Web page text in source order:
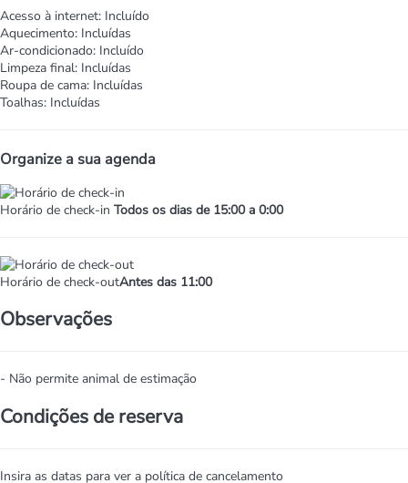
Acesso à internet: Incluído
Aquecimento: Incluídas
Ar-condicionado: Incluído
Limpeza final: Incluídas
Roupa de cama: Incluídas
Toalhas: Incluídas
Organize a sua agenda
Horário de check-in Todos os dias de 15:00 a 0:00
Horário de check-outAntes das 11:00
Observações
- Não permite animal de estimação
Condições de reserva
Insira as datas para ver a política de cancelamento